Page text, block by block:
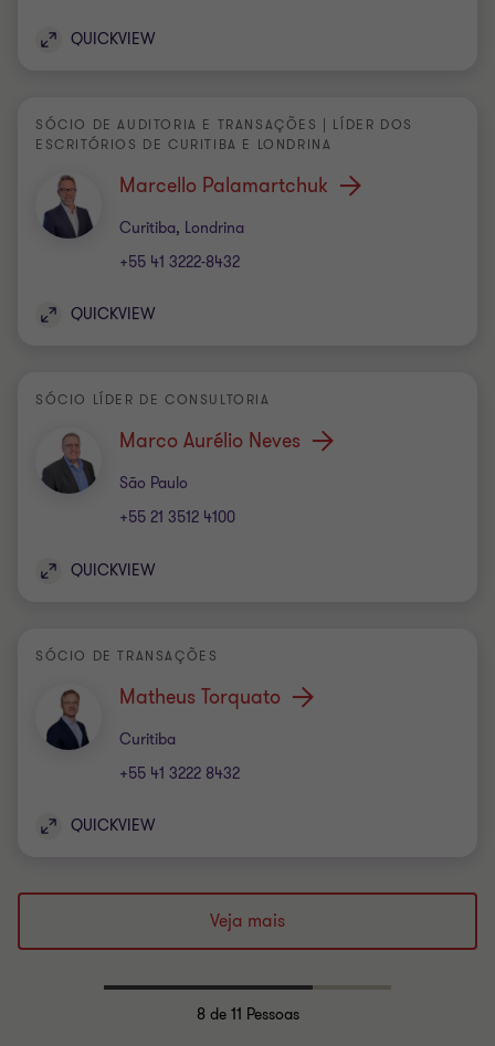
QUICKVIEW
SÓCIO DE AUDITORIA E TRANSAÇÕES | LÍDER DOS
ESCRITÓRIOS DE CURITIBA E LONDRINA
Marcello Palamartchuk
Curitiba, Londrina
Escritório
+55 41 3222-8432
QUICKVIEW
SÓCIO LÍDER DE CONSULTORIA
Marco Aurélio Neves
São Paulo
Escritório
+55 21 3512 4100
QUICKVIEW
SÓCIO DE TRANSAÇÕES
Matheus Torquato
Curitiba
Escritório
+55 41 3222 8432
QUICKVIEW
Veja mais
8de 11 Pessoas